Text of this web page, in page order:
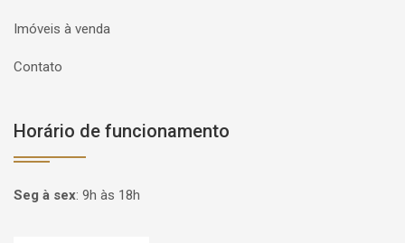
Imóveis à venda
Contato
Horário de funcionamento
Seg à sex: 9h às 18h